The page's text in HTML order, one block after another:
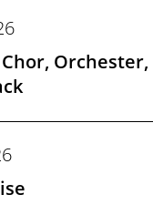
Orchester,